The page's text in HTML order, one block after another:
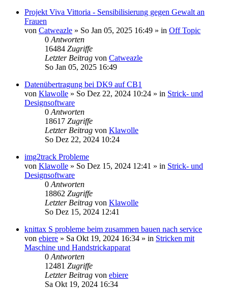
Projekt Viva Vittoria - Sensibilisierung gegen Gewalt an
Frauen
von Catweazle » So Jan 05, 2025 16:49 » in Off Topic
0 Antworten
16484 Zugriffe
Letzter Beitrag von Catweazle
So Jan 05, 2025 16:49
Datenübertragung bei DK9 auf CB1
von Klawolle » So Dez 22, 2024 10:24 » in Strick- und
Designsoftware
0 Antworten
18617 Zugriffe
Letzter Beitrag von Klawolle
So Dez 22, 2024 10:24
img2track Probleme
von Klawolle » So Dez 15, 2024 12:41 » in Strick- und
Designsoftware
0 Antworten
18862 Zugriffe
Letzter Beitrag von Klawolle
So Dez 15, 2024 12:41
knittax S probleme beim zusammen bauen nach service
von ebiere » Sa Okt 19, 2024 16:34 » in Stricken mit
Maschine und Handstrickapparat
0 Antworten
12481 Zugriffe
Letzter Beitrag von ebiere
Sa Okt 19, 2024 16:34